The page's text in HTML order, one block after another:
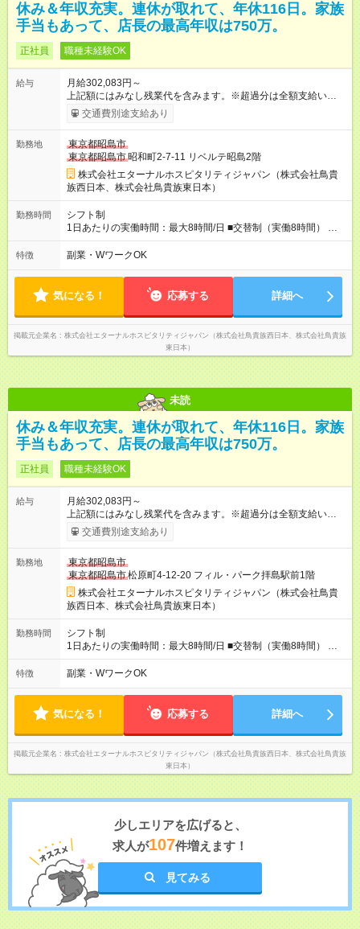
休み＆年収充実。連休が取れて、年休116日。家族
手当もあって、店長の最高年収は750万。
正社員 職種未経験OK
給与
月給302,083円～
上記額にはみなし残業代を含みます。※超過分は全額支給いたし
ます。 みなし残業代 50,716円 以上／月 みなし残業時間 30時間
／月 定額深夜手当（60時間、2万287円～）含む。 それぞれ
未経験スタートのメンバーも多いです。 ◎上司との距離が近
く、困ったことがあってもマネージャーにすぐ相談できます。
◎女性活躍中！女性管理職登用実績あり！ ◎月1回エリア会議あ
り。社長が直接、目標や方針を発表します。 ⇒各店舗の好事例
を知れるなど、刺激がたくさん 【試用期間】試用期間なし
交通費別途支給あり
勤務地
東京都昭島市
東京都昭島市 昭和町2-7-11 リベルテ昭島2階
株式会社エターナルホスピタリティジャパン（株式会社鳥貴
族西日本、株式会社鳥貴族東日本）
勤務時間
シフト制
1日あたりの実働時間：最大8時間/日 ■交替制（実働8時間） ▼
シフト例 ○16：00～翌2：00 ○20：00～翌6：00 ※営業時間は店
舗による。 ＜無断残業は絶対禁止！＞ どうしても必要な時は、
すが、これをゼロにするのが目標の一つです。
特徴 副業・WワークOK
気になる！ 応募する 詳細へ
掲載元企業名
株式会社エターナルホスピタリティジャパン（株式会社鳥貴族西日本、株式会社鳥貴族
東日本）
未読
休み＆年収充実。連休が取れて、年休116日。家族
手当もあって、店長の最高年収は750万。
正社員 職種未経験OK
給与
月給302,083円～
上記額にはみなし残業代を含みます。※超過分は全額支給いたし
ます。 みなし残業代 50,716円 以上／月 みなし残業時間 30時間
／月 定額深夜手当（60時間、2万287円～）含む。 それぞれ
未経験スタートのメンバーも多いです。 ◎上司との距離が近
く、困ったことがあってもマネージャーにすぐ相談できます。
◎女性活躍中！女性管理職登用実績あり！ ◎月1回エリア会議あ
り。社長が直接、目標や方針を発表します。 ⇒各店舗の好事例
を知れるなど、刺激がたくさん 【試用期間】試用期間なし
交通費別途支給あり
勤務地
東京都昭島市
東京都昭島市松原町4-12-20 フィル・パーク拝島駅前1階
株式会社エターナルホスピタリティジャパン（株式会社鳥貴
族西日本、株式会社鳥貴族東日本）
勤務時間
シフト制
1日あたりの実働時間：最大8時間/日 ■交替制（実働8時間） ▼
シフト例 ○16：00～翌2：00 ○20：00～翌6：00 ※営業時間は店
舗による。 ＜無断残業は絶対禁止！＞ どうしても必要な時は、
すが、これをゼロにするのが目標の一つです。
特徴 副業・WワークOK
気になる！ 応募する 詳細へ
掲載元企業名
株式会社エターナルホスピタリティジャパン（株式会社鳥貴族西日本、株式会社鳥貴族
東日本）
少しエリアを広げると、
求人が107件増えます！
見てみる